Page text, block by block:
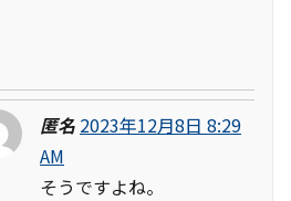
匿名 2023年12月8日 8:29
AM
そうですよね。